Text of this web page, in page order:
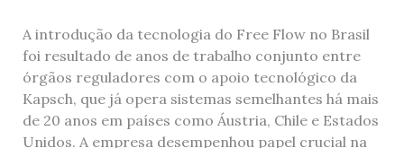
A introdução da tecnologia do Free Flow no Brasil
foi resultado de anos de trabalho conjunto entre
órgãos reguladores com o apoio tecnológico da
Kapsch, que já opera sistemas semelhantes há mais
de 20 anos em países como Áustria, Chile e Estados
Unidos. A empresa desempenhou papel crucial na